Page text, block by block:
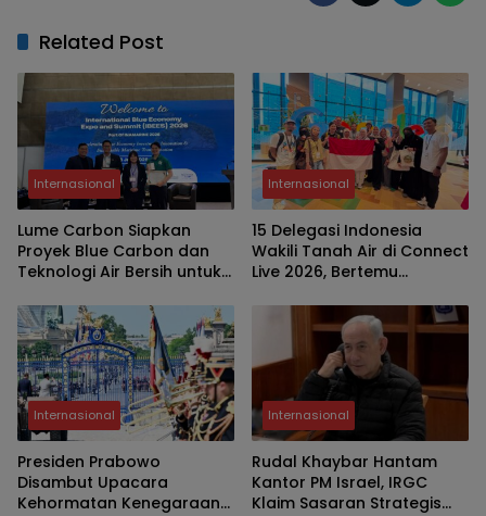
Related Post
Internasional
Lume Carbon Siapkan
Proyek Blue Carbon dan
Teknologi Air Bersih untuk
Internasional
15 Delegasi Indonesia
Wakili Tanah Air di Connect
Live 2026, Bertemu
Singapura
Internasional
Presiden Prabowo
Disambut Upacara
Kehormatan Kenegaraan
Internasional
Rudal Khaybar Hantam
Kantor PM Israel, IRGC
Klaim Sasaran Strategis